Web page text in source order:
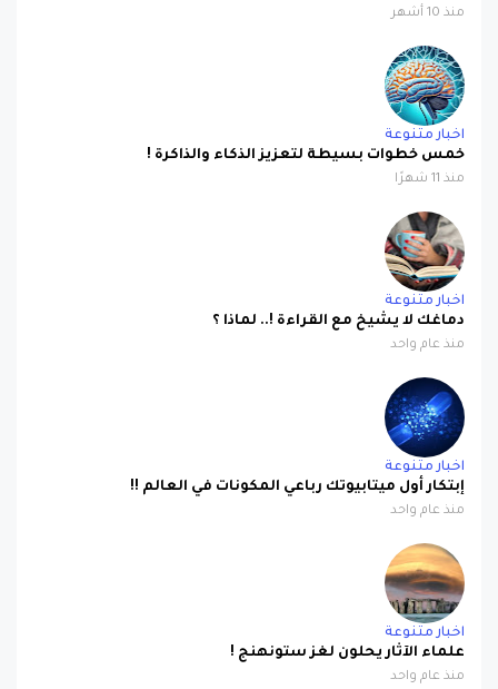
منذ 10 أشهر
اخبار متنوعة
خمس خطوات بسيطة لتعزيز الذكاء والذاكرة !
منذ 11 شهرًا
اخبار متنوعة
دماغك لا يشيخ مع القراءة !.. لماذا ؟
منذ عام واحد
اخبار متنوعة
إبتكار أول ميتابيوتك رباعي المكونات في العالم !!
منذ عام واحد
اخبار متنوعة
علماء الآثار يحلون لغز ستونهنج !
منذ عام واحد